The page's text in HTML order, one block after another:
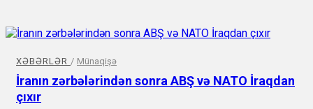
XƏBƏRLƏR / Münaqişə
İranın zərbələrindən sonra ABŞ və NATO İraqdan
çıxır